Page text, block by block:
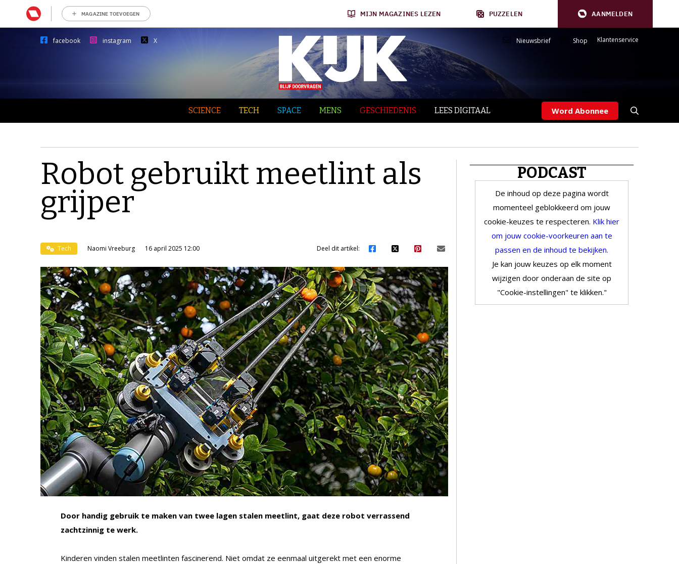
MAGAZINE TOEVOEGEN MIJN MAGAZINES LEZEN PUZZELEN AANMELDEN
facebook instagram X Nieuwsbrief Shop Klantenservice
SCIENCE TECH SPACE MENS GESCHIEDENIS LEES DIGITAAL Word Abonnee
Robot gebruikt meetlint als
grijper
Tech Naomi Vreeburg 16 april 2025 12:00 Deel dit artikel:
Door handig gebruik te maken van twee lagen stalen meetlint, gaat deze robot verrassend
zachtzinnig te werk.
Kinderen vinden stalen meetlinten fascinerend. Niet omdat ze eenmaal uitgerekt met een enorme
PODCAST
De inhoud op deze pagina wordt
momenteel geblokkeerd om jouw
cookie-keuzes te respecteren. Klik hier
om jouw cookie-voorkeuren aan te
passen en de inhoud te bekijken.
Je kan jouw keuzes op elk moment
wijzigen door onderaan de site op
"Cookie-instellingen" te klikken."